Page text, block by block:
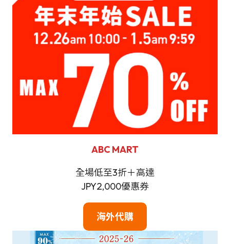
ABC MART
全場低至3折＋高達
JPY2,000優惠券
海外代購